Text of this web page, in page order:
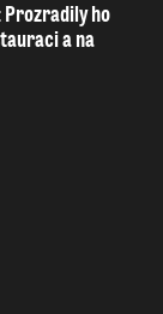
ho
a na